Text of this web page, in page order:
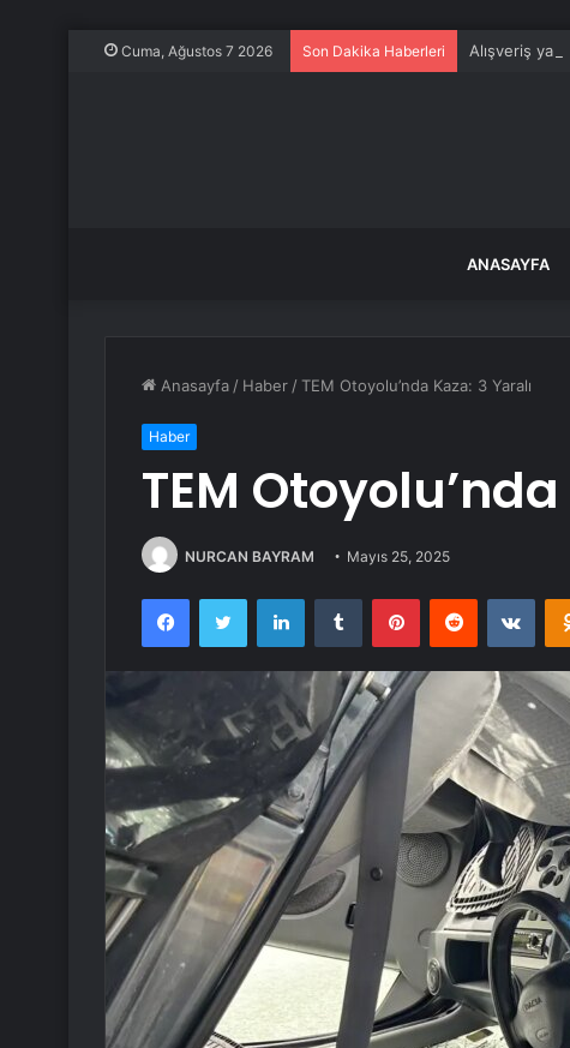
Cuma, Ağustos 7 2026 Son Dakika Haberleri Alışveriş
ANASAYFA
Anasayfa / Haber /TEM Otoyolu’nda Kaza: 3 Yaralı
Haber
TEM
NURCAN BAYRAM Mayıs 25, 2025
FacebookTwitter LinkedInTumblr PinterestReddit